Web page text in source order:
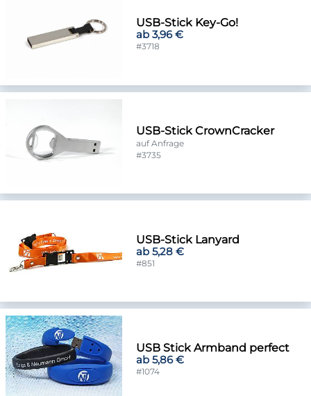
USB-Stick Key-Go!
ab 3,96 €
#3718
USB-Stick CrownCracker
auf Anfrage
#3735
USB-Stick Lanyard
ab 5,28 €
#851
USB Stick Armband perfect
ab 5,86 €
#1074